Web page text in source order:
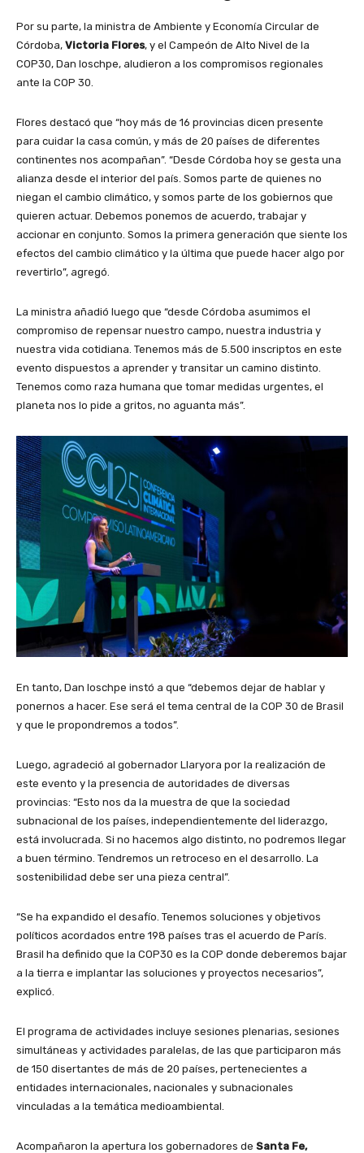
Por su parte, la ministra de Ambiente y Economía Circular de
Córdoba, Victoria Flores, y el Campeón de Alto Nivel de la
COP30, Dan loschpe, aludieron a los compromisos regionales
ante la COP 30.
Flores destacó que “hoy más de 16 provincias dicen presente
para cuidar la casa común, y más de 20 países de diferentes
continentes nos acompañan”. “Desde Córdoba hoy se gesta una
alianza desde el interior del país. Somos parte de quienes no
niegan el cambio climático, y somos parte de los gobiernos que
quieren actuar. Debemos ponemos de acuerdo, trabajar y
accionar en conjunto. Somos la primera generación que siente los
efectos del cambio climático y la última que puede hacer algo por
revertirlo”, agregó.
La ministra añadió luego que “desde Córdoba asumimos el
compromiso de repensar nuestro campo, nuestra industria y
nuestra vida cotidiana. Tenemos más de 5.500 inscriptos en este
evento dispuestos a aprender y transitar un camino distinto.
Tenemos como raza humana que tomar medidas urgentes, el
planeta nos lo pide a gritos, no aguanta más”.
En tanto, Dan loschpe instó a que “debemos dejar de hablar y
ponernos a hacer. Ese será el tema central de la COP 30 de Brasil
y que le propondremos a todos”.
Luego, agradeció al gobernador Llaryora por la realización de
este evento y la presencia de autoridades de diversas
provincias: “Esto nos da la muestra de que la sociedad
subnacional de los países, independientemente del liderazgo,
está involucrada. Si no hacemos algo distinto, no podremos llegar
a buen término. Tendremos un retroceso en el desarrollo. La
sostenibilidad debe ser una pieza central”.
“Se ha expandido el desafío. Tenemos soluciones y objetivos
políticos acordados entre 198 países tras el acuerdo de París.
Brasil ha definido que la COP30 es la COP donde deberemos bajar
a la tierra e implantar las soluciones y proyectos necesarios”,
explicó.
El programa de actividades incluye sesiones plenarias, sesiones
simultáneas y actividades paralelas, de las que participaron más
de 150 disertantes de más de 20 países, pertenecientes a
entidades internacionales, nacionales y subnacionales
vinculadas a la temática medioambiental.
Acompañaron la apertura los gobernadores de Santa Fe,